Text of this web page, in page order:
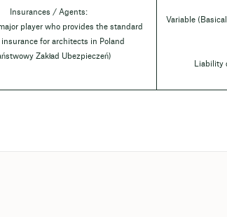
Insurances / Agents:
player who provides the standard
insurance for architects in Poland
Zakład Ubezpieczeń)
Variable
Liability